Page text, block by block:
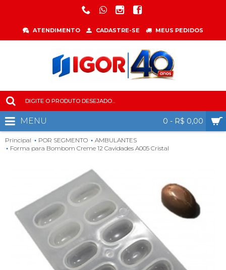
ATENDIMENTO CADASTRE-SE MEUS PEDIDOS
0 - R$ 0,00
MENU
Principal POR SEGMENTO
AMBULANTES
Forma para Bombom Creme 12 Cavidades A005 Cristal